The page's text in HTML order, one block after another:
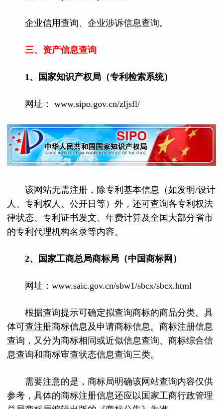
企业信用查询、企业涉诉信息查询。
三、资产信息查询
1 、 国家知识产权局（专利检索系统）
网址： www.sipo.gov.cn/zljsfl/
该网站无需注册，除专利基本信息（如发明/设计
人、专利权人、公开日等）外，还可查询各专利权法
律状态、专利证书发文、年费计算及全国大部分省市
的专利代理机构名录等内容。
2、 国家工商总局商标局（中国商标网）
网址：www.saic.gov.cn/sbw1/sbcx/sbcx.html
根据查询提示可确定拟查询商标的商品分类。具
体可查注册商标信息及申请商标信息。商标注册信息
查询，又分为商标相同或近似信息查询、商标综合信
息查询和商标审查状态信息查询三类。
需要注意的是，商标局明确该网站查询内容仅供
参考，具体的商标注册信息还应以国家工商行政管理